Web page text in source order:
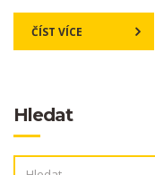
ČÍST VÍCE
Hledat